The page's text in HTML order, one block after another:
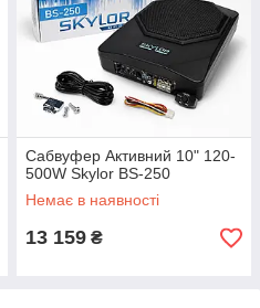
Сабвуфер Активний 10" 120-
500W Skylor BS-250
Немає в наявності
13 159 ₴